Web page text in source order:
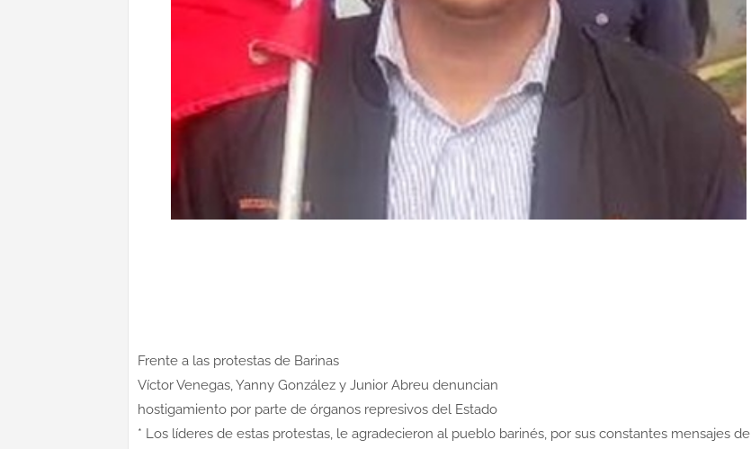
Frente a las protestas de Barinas
Víctor Venegas, Yanny González y Junior Abreu denuncian
hostigamiento por parte de órganos represivos del Estado
* Los líderes de estas protestas, le agradecieron al pueblo barinés, por sus constantes mensajes de